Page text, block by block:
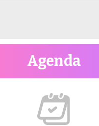
Agenda